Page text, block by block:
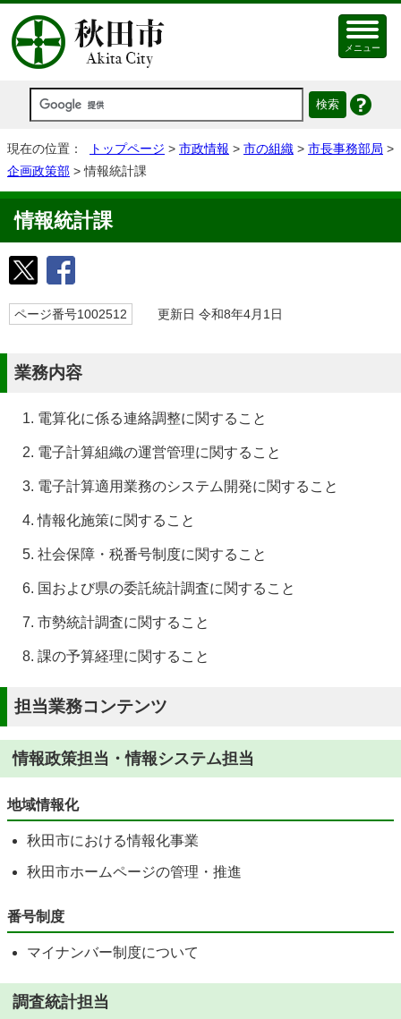
メニュー
現在の位置： トップページ > 市政情報 > 市の組織 > 市長事務部局 >
企画政策部 > 情報統計課
情報統計課
ページ番号1002512 更新日 令和8年4月1日
業務内容
電算化に係る連絡調整に関すること
電子計算組織の運営管理に関すること
電子計算適用業務のシステム開発に関すること
情報化施策に関すること
社会保障・税番号制度に関すること
国および県の委託統計調査に関すること
市勢統計調査に関すること
課の予算経理に関すること
担当業務コンテンツ
情報政策担当・情報システム担当
地域情報化
秋田市における情報化事業
秋田市ホームページの管理・推進
番号制度
マイナンバー制度について
調査統計担当